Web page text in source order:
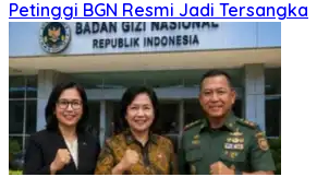
Petinggi BGN Resmi Jadi Tersangka